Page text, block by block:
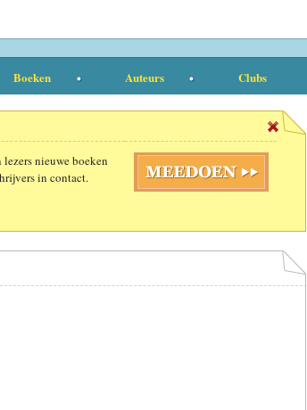
Boeken Auteurs Clubs
nieuwe boeken
in contact.